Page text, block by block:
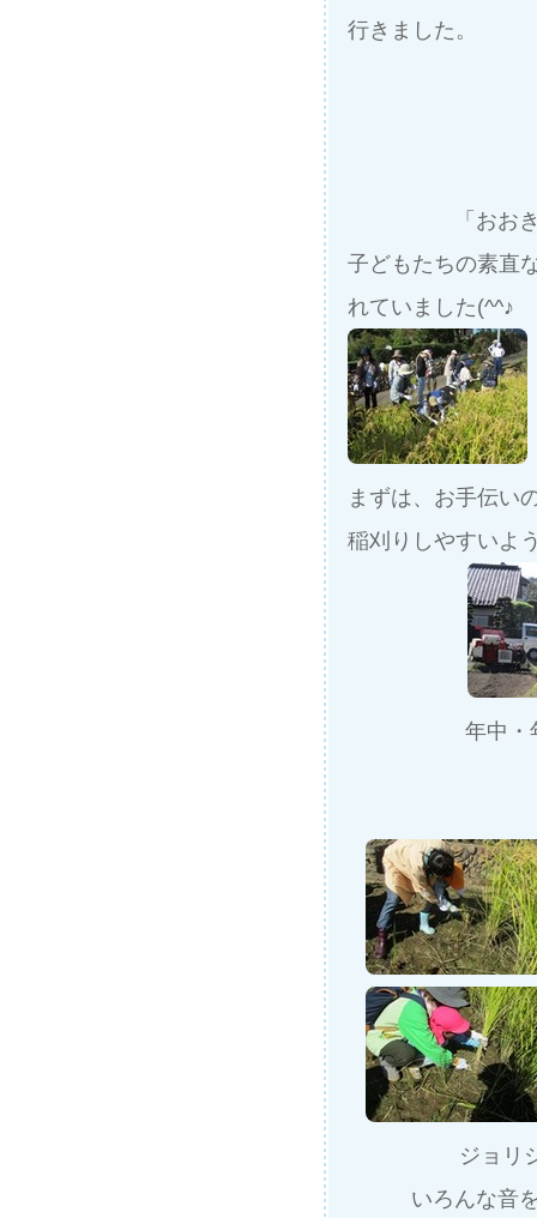
行きました。
「おお
子どもたちの素直
れていました(^^♪
まずは、お手伝い
稲刈りしやすいよ
年中・
ジョリ
いろんな音